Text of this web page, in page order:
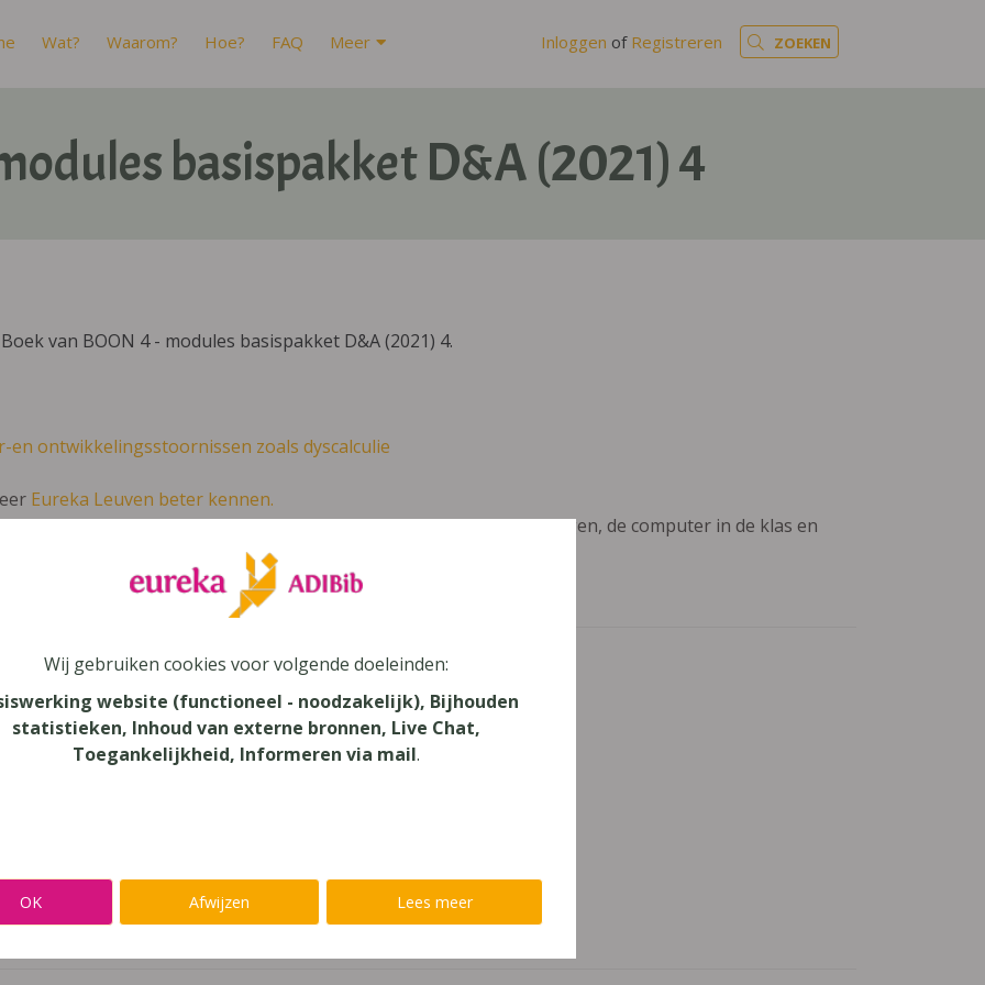
Wat? Waarom? Hoe? FAQ Meer Inloggen of Registreren ZOEKEN
basispakket D&A (2021) 4
van BOON 4 - modules basispakket D&A (2021) 4.
en ontwikkelingsstoornissen zoals dyscalculie
Eureka Leuven beter kennen.
leven in je talent'en lees meer over thema's als redelijke aanpassingen, de computer in de klas en
4 - modules basispakket D&A (2021) 4
Wij gebruiken cookies voor volgende doeleinden:
website (functioneel - noodzakelijk), Bijhouden
statistieken, Inhoud van externe bronnen, Live Chat,
Toegankelijkheid, Informeren via mail.
OK Afwijzen Lees meer